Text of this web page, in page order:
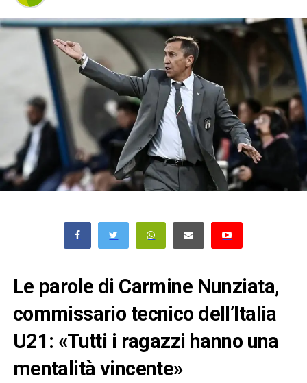
Le parole di Carmine Nunziata,
commissario tecnico dell’Italia
U21: «Tutti i ragazzi hanno una
mentalità vincente»